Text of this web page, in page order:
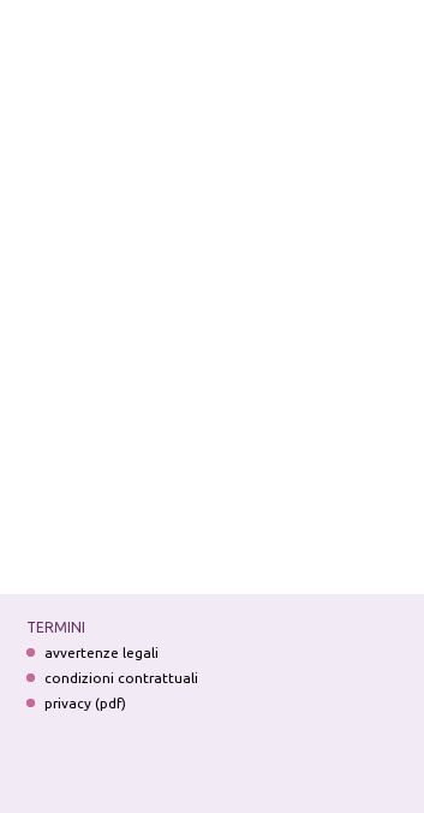
TERMINI
avvertenze legali
condizioni contrattuali
privacy (pdf)